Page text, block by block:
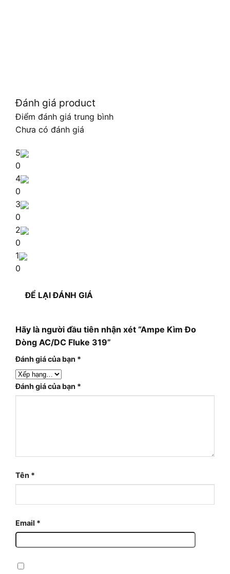
Đánh giá product
Điểm đánh giá trung bình
Chưa có đánh giá
5
0
4
0
3
0
2
0
1
0
ĐỂ LẠI ĐÁNH GIÁ
Hãy là người đầu tiên nhận xét “Ampe Kìm Đo
Dòng AC/DC Fluke 319”
Đánh giá của bạn *
Đánh giá của bạn *
Tên *
Email *